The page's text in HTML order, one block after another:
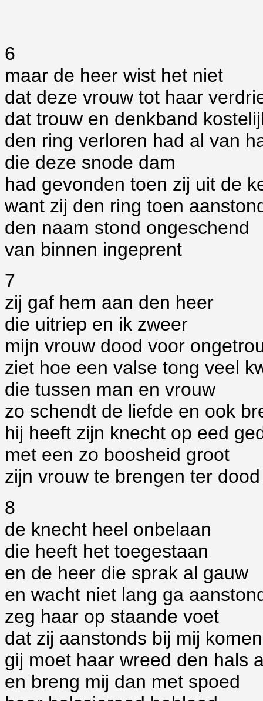
6
maar de heer wist het niet
dat deze vrouw tot haar
dat trouw en denkband
den ring verloren had al van
die deze snode dam
had gevonden toen zij uit de
want zij den ring toen
den naam stond ongeschend
van binnen ingeprent
7
zij gaf hem aan den heer
die uitriep en ik zweer
mijn vrouw dood voor
ziet hoe een valse tong veel
die tussen man en vrouw
zo schendt de liefde en ook
hij heeft zijn knecht op eed
met een zo boosheid groot
zijn vrouw te brengen ter dood
8
de knecht heel onbelaan
die heeft het toegestaan
en de heer die sprak al gauw
en wacht niet lang ga
zeg haar op staande voet
dat zij aanstonds bij mij
gij moet haar wreed den hals
en breng mij dan met spoed